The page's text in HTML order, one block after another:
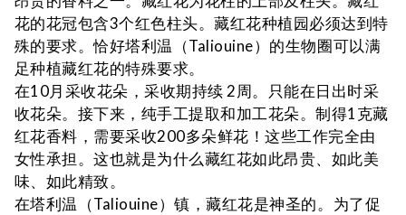
花的花冠包含3个红色柱头。藏红花种植园必须达到特
殊的要求。恰好塔利温（Taliouine）的生物圈可以满
足种植藏红花的特殊要求。
在10月采收花朵，采收期持续 2周。只能在日出时采
收花朵。接下来，纯手工提取和加工花朵。制得1克藏
红花香料，需要采收200多朵鲜花！这些工作完全由
女性承担。这也就是为什么藏红花如此昂贵、如此美
味、如此精致。
在塔利温（Taliouine）镇，藏红花是神圣的。为了促